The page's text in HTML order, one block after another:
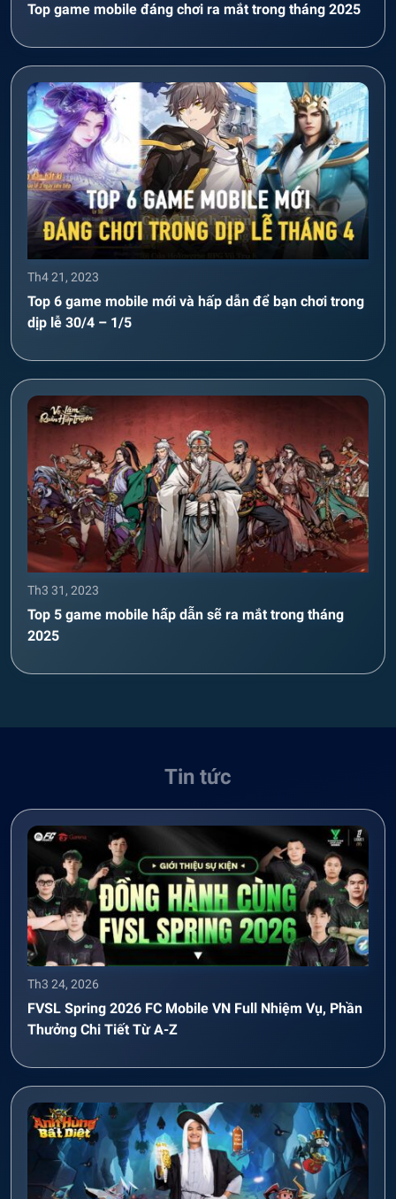
Top game mobile đáng chơi ra mắt trong tháng 2025
Th4 21, 2023
Top 6 game mobile mới và hấp dẫn để bạn chơi trong
dịp lễ 30/4 – 1/5
Th3 31, 2023
Top 5 game mobile hấp dẫn sẽ ra mắt trong tháng
2025
Tin tức
Th3 24, 2026
FVSL Spring 2026 FC Mobile VN Full Nhiệm Vụ, Phần
Thưởng Chi Tiết Từ A-Z